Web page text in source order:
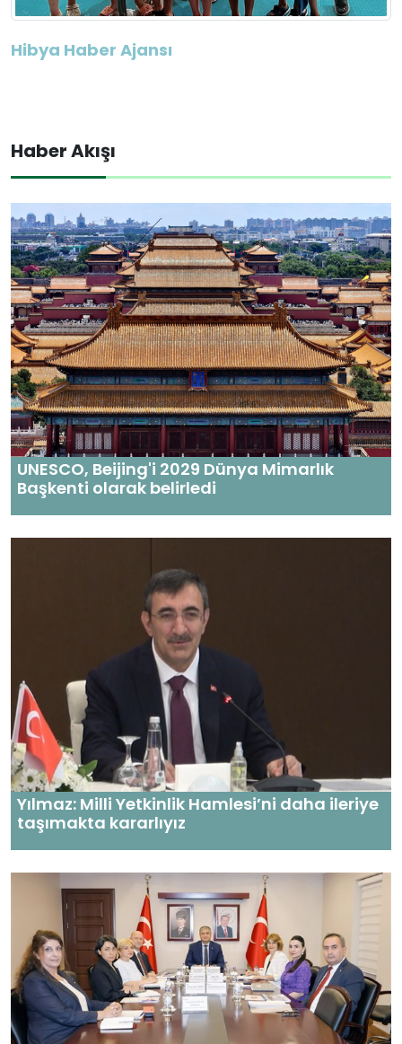
Hibya Haber Ajansı
Haber Akışı
UNESCO, Beijing'i 2029 Dünya Mimarlık
Başkenti olarak belirledi
Yılmaz: Milli Yetkinlik Hamlesi’ni daha ileriye
taşımakta kararlıyız